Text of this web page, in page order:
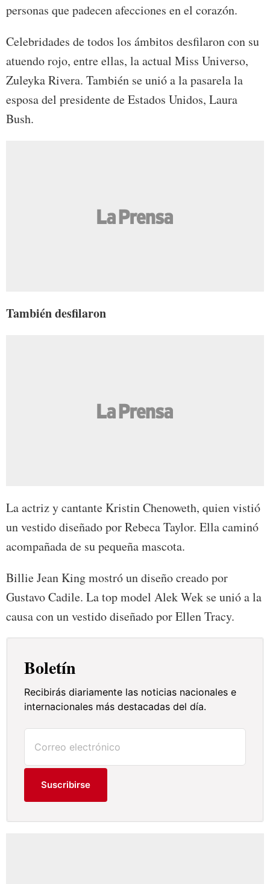
personas que padecen afecciones en el corazón.
Celebridades de todos los ámbitos desfilaron con su
atuendo rojo, entre ellas, la actual Miss Universo,
Zuleyka Rivera. También se unió a la pasarela la
esposa del presidente de Estados Unidos, Laura
Bush.
También desfilaron
La actriz y cantante Kristin Chenoweth, quien vistió
un vestido diseñado por Rebeca Taylor. Ella caminó
acompañada de su pequeña mascota.
Billie Jean King mostró un diseño creado por
Gustavo Cadile. La top model Alek Wek se unió a la
causa con un vestido diseñado por Ellen Tracy.
Boletín
Recibirás diariamente las noticias nacionales e
internacionales más destacadas del día.
Suscribirse